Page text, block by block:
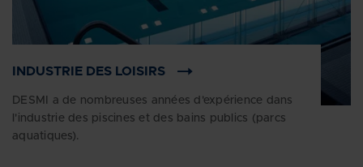
INDUSTRIE DES LOISIRS
DESMI a de nombreuses années d'expérience dans
l'industrie des piscines et des bains publics (parcs
aquatiques).